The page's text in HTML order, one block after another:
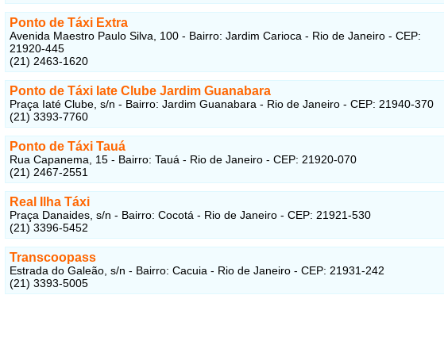
Ponto de Táxi Extra
Avenida Maestro Paulo Silva, 100 - Bairro: Jardim Carioca - Rio de Janeiro - CEP:
21920-445
(21) 2463-1620
Ponto de Táxi Iate Clube Jardim Guanabara
Praça Iaté Clube, s/n - Bairro: Jardim Guanabara - Rio de Janeiro - CEP: 21940-370
(21) 3393-7760
Ponto de Táxi Tauá
Rua Capanema, 15 - Bairro: Tauá - Rio de Janeiro - CEP: 21920-070
(21) 2467-2551
Real Ilha Táxi
Praça Danaides, s/n - Bairro: Cocotá - Rio de Janeiro - CEP: 21921-530
(21) 3396-5452
Transcoopass
Estrada do Galeão, s/n - Bairro: Cacuia - Rio de Janeiro - CEP: 21931-242
(21) 3393-5005